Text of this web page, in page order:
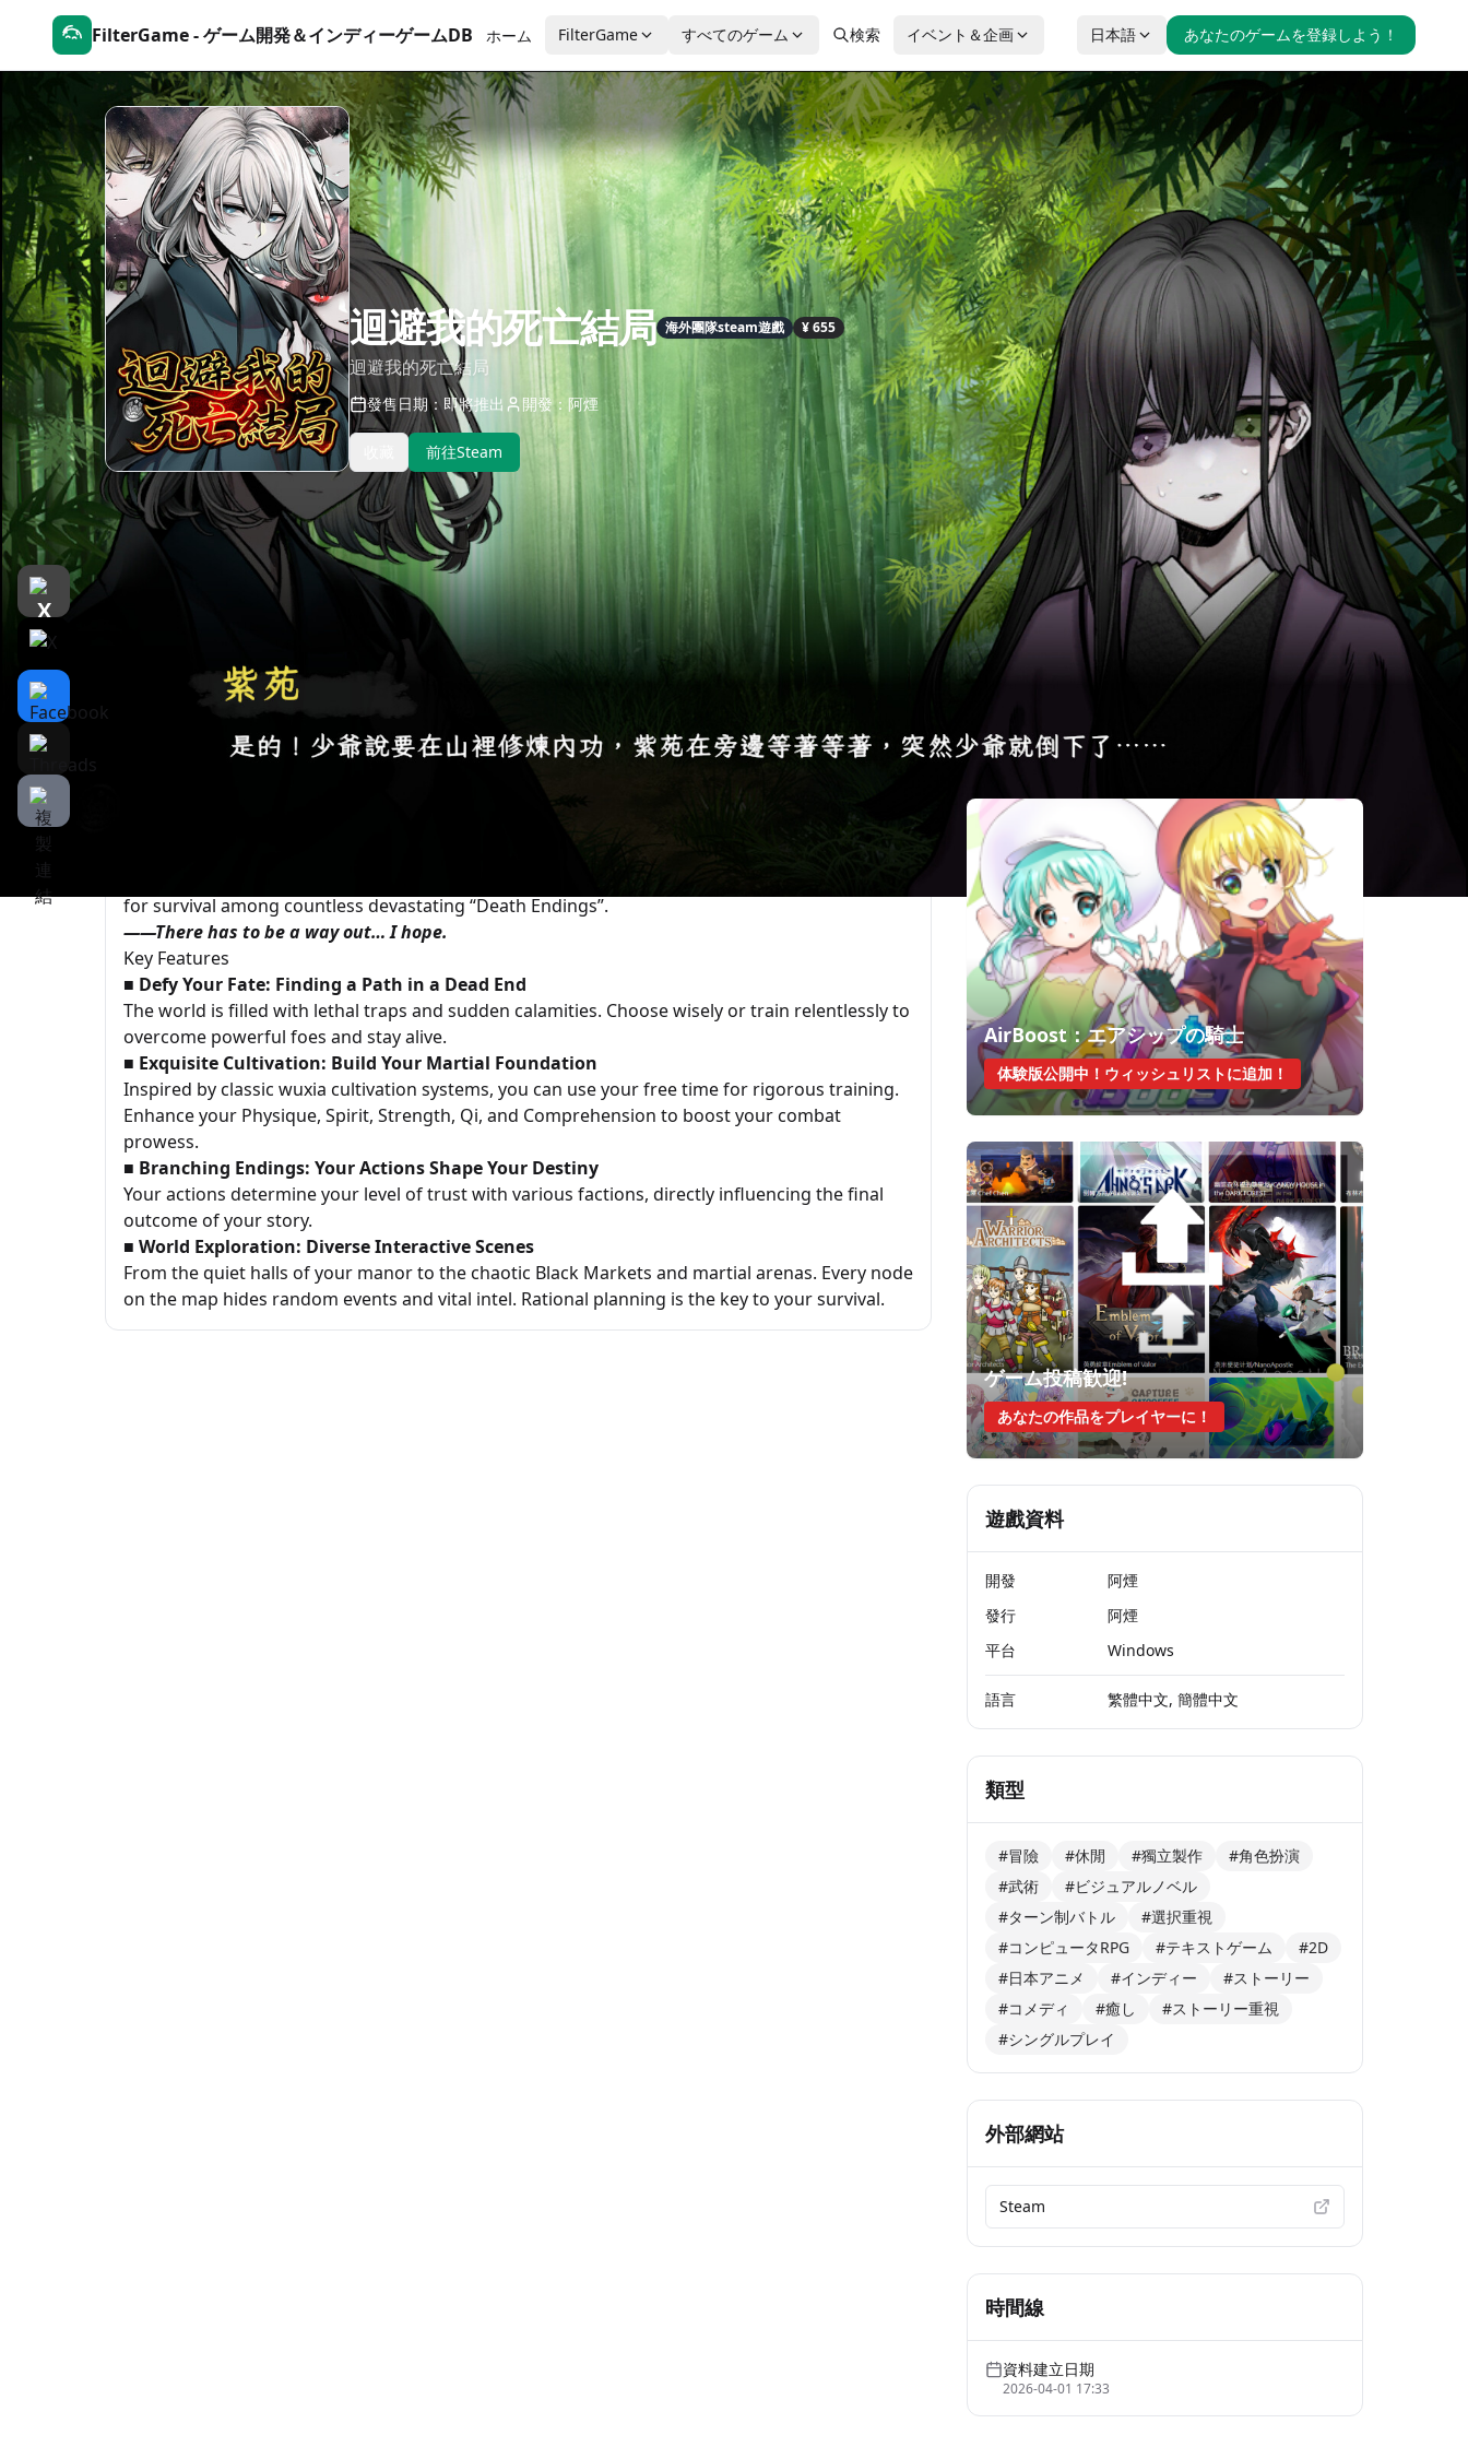
FilterGame - ゲーム開発＆インディーゲームDB ホーム FilterGame すべてのゲーム 検索 イベント＆企画 日本語 あなたのゲームを登録しよう！
迴避我的死亡結局 海外團隊steam遊戲 ¥ 655
迴避我的死亡結局
發售日期：即將推出 開發：阿煙
前往Steam
最後更新：2026-04-01
This time, you are reborn. You must defy your doomed fate as the villain and reclaim
Avoid My Death Endingis a survival-focused Text Adventure × Turn-based RPG.
Surrounded by characters who despise you, you have been reborn into this crisis. You must
for survival among countless devastating “Death Endings”.
——There has to be a way out… I hope.
Key Features
■ Defy Your Fate: Finding a Path in a Dead End
The world is filled with lethal traps and sudden calamities. Choose wisely or train relentlessly to
overcome powerful foes and stay alive.
■ Exquisite Cultivation: Build Your Martial Foundation
Inspired by classic wuxia cultivation systems, you can use your free time for rigorous training.
Enhance your Physique, Spirit, Strength, Qi, and Comprehension to boost your combat
prowess.
■ Branching Endings: Your Actions Shape Your Destiny
Your actions determine your level of trust with various factions, directly influencing the final
outcome of your story.
■ World Exploration: Diverse Interactive Scenes
From the quiet halls of your manor to the chaotic Black Markets and martial arenas. Every node
on the map hides random events and vital intel. Rational planning is the key to your survival.
相似遊戲
平和をつくる
者：光の王女
誰是中之人
鳥便利へよう
こそ！
の囁き
AirBoost：エアシップの騎士
体験版公開中！ウィッシュリストに追加！
ゲーム投稿歓迎!
あなたの作品をプレイヤーに！
遊戲資料
開發
阿煙
發行
阿煙
平台
Windows
語言 繁體中文, 簡體中文
類型
#冒險 #休閒 #獨立製作
#角色扮演
#武術
#ビジュアルノベル
#ターン制バトル
#選択重視
#コンピュータRPG
#テキストゲーム
#2D
#日本アニメ
#インディー
#ストーリー
#コメディ
#癒し
#ストーリー重視
#シングルプレイ
外部網站
Steam
時間線
資料建立日期
2026-04-01 17:33